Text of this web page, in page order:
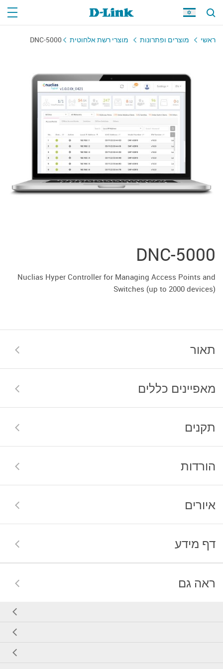
ראשי מוצרים ופתרונות מוצרי רשת אלחוטית DNC-5000
DNC-5000
Nuclias Hyper Controller for Managing Access Points and
Switches (up to 2000 devices)
תאור
מאפיינים כללים
תקנים
הורדות
איורים
דף מידע
ראה גם